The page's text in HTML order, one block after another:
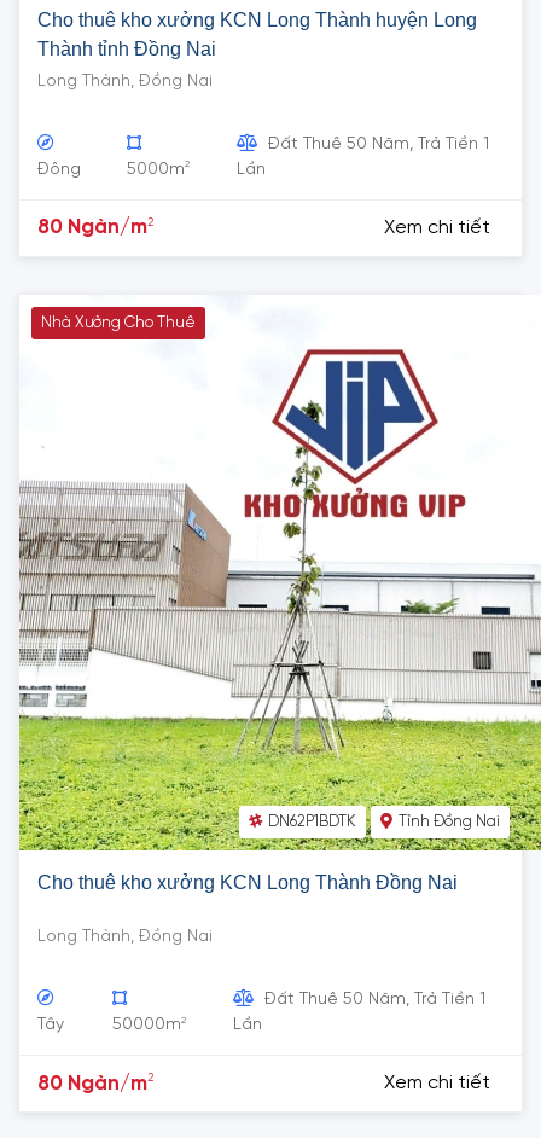
Cho thuê kho xưởng KCN Long Thành huyện Long
Thành tỉnh Đồng Nai
Long Thành, Đồng Nai
Đông 5000m2
Đất Thuê 50 Năm, Trả Tiền 1
Lần
80 Ngàn/m2 Xem chi tiết
Nhà Xưởng Cho Thuê
DN62P1BDTK Tỉnh Đồng Nai
Cho thuê kho xưởng KCN Long Thành Đồng Nai
Long Thành, Đồng Nai
Tây 50000m2
Đất Thuê 50 Năm, Trả Tiền 1
Lần
80 Ngàn/m2 Xem chi tiết